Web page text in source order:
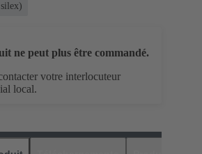
ne peut plus être commandé.
votre interlocuteur
local.